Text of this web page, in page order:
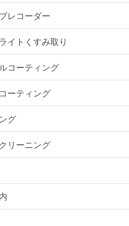
レコーダー
イトくすみ取り
コーティング
ーティング
グ
リーニング